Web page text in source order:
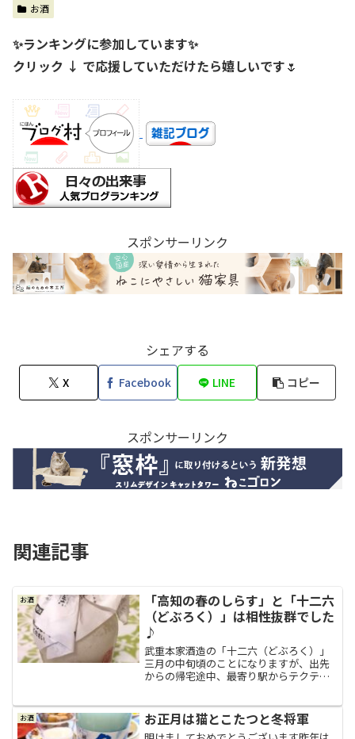
お酒
✨ランキングに参加しています✨
クリック ↓ で応援していただけたら嬉しいです🌷
スポンサーリンク
シェアする
X Facebook LINE コピー
スポンサーリンク
関連記事
お酒
「高知の春のしらす」と「十二六
（どぶろく）」は相性抜群でした
♪
武重本家酒造の「十二六（どぶろく）」
三月の中旬頃のことになりますが、出先
からの帰宅途中、最寄り駅からテクテク
「十二六（どぶろく）」が入荷しまし
た。残りあと２本！」と、店...
お酒 お正月は猫とこたつと冬将軍